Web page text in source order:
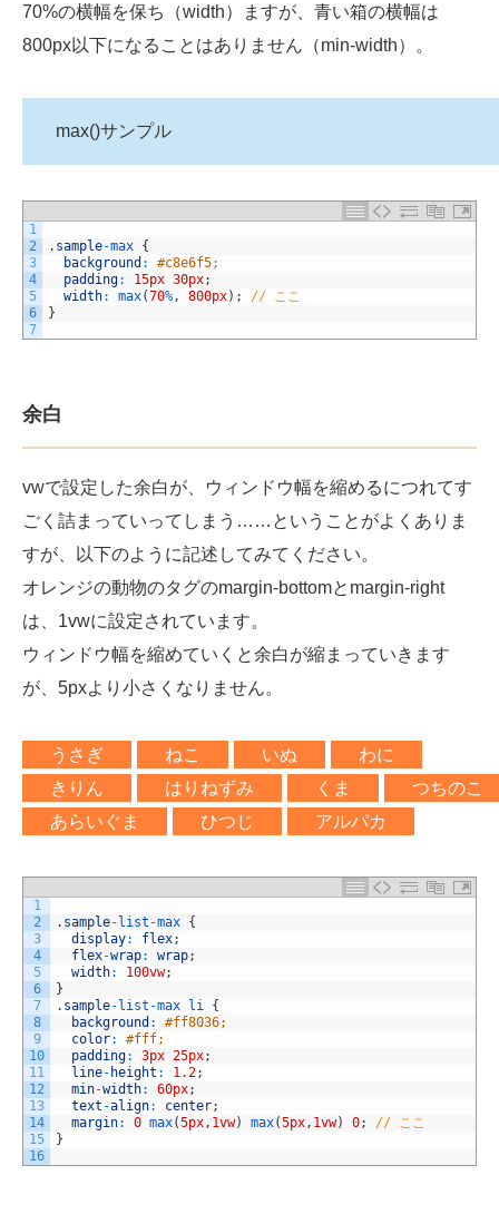
70%の横幅を保ち（width）ますが、青い箱の横幅は
800px以下になることはありません（min-width）。
max()サンプル
1
2
3
4
5
6
7
. sample-max {
background :
#c8e6f5;
padding: 15px 30px;
width: max(70%, 800px) ;
// ここ
}
余白
vwで設定した余白が、ウィンドウ幅を縮めるにつれてす
ごく詰まっていってしまう……ということがよくありま
すが、以下のように記述してみてください。
オレンジの動物のタグのmargin-bottomとmargin-right
は、1vwに設定されています。
ウィンドウ幅を縮めていくと余白が縮まっていきます
が、5pxより小さくなりません。
うさぎ ねこ いぬ
わに
きりん
はりねずみ くま
つちのこ
あらいぐま
ひつじ アルパカ
1
2
3
4
5
6
7
8
9
10
11
12
13
14
15
16
. sample-list -max {
display: flex;
flex-wrap: wrap;
width: 100vw;
}
. sample-list -max li {
background :
#ff8036;
color:
#fff;
padding: 3px 25px;
line- height : 1.2;
min-width: 60px;
text -align: center;
margin: 0 max(5px, 1vw) max(5px, 1vw) 0;
// ここ
}